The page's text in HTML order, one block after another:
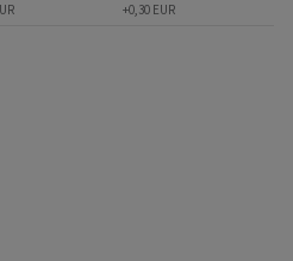
+0,30 EUR